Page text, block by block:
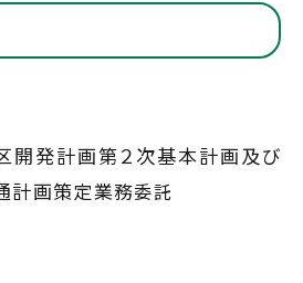
開発計画第２次基本計画及び
計画策定業務委託